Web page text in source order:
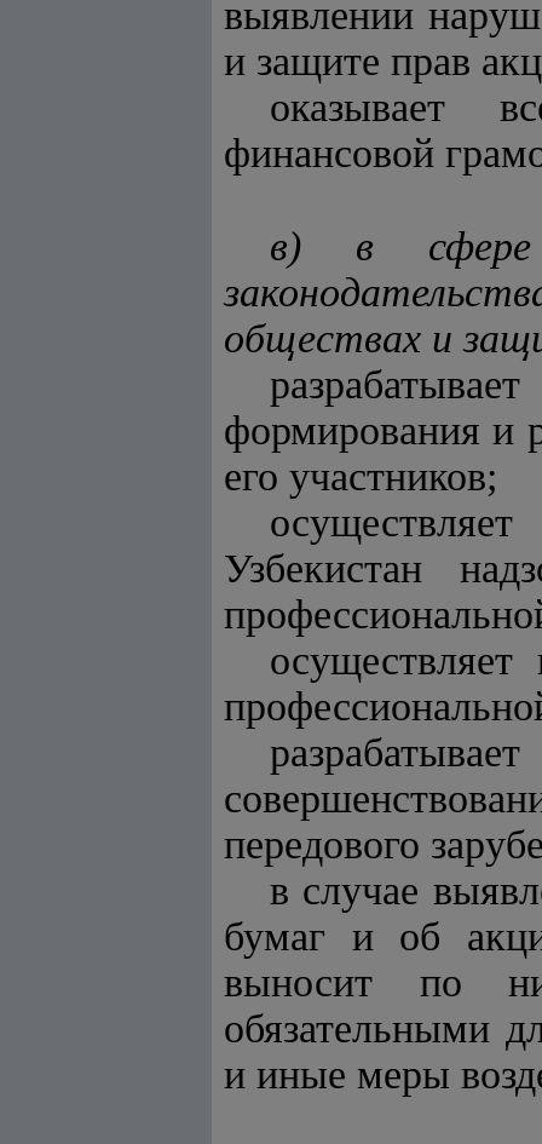
выявлении
и защите прав
оказывает
финансовой
в) в сфере
обществах и
формирования и
его участников;
Узбекистан
передового
в случае
бумаг и об
выносит по
обязательными
и иные меры